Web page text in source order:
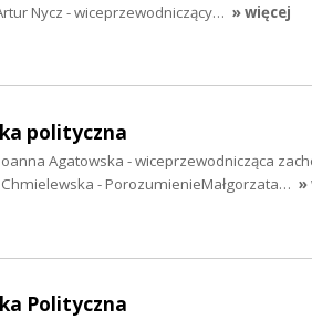
Nycz - wiceprzewodniczący… » więcej
polityczna
Agatowska - wiceprzewodnicząca
Chmielewska - PorozumienieMałgorzata… »
Polityczna